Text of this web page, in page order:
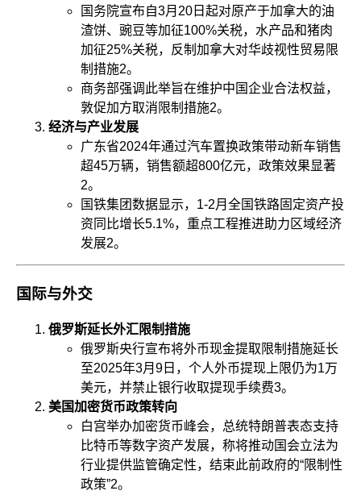
国务院宣布自3月20日起对原产于加拿大的油
渣饼、豌豆等加征100%关税，水产品和猪肉
加征25%关税，反制加拿大对华歧视性贸易限
制措施2。
商务部强调此举旨在维护中国企业合法权益，
敦促加方取消限制措施2。
经济与产业发展
广东省2024年通过汽车置换政策带动新车销售
超45万辆，销售额超800亿元，政策效果显著
2。
国铁集团数据显示，1-2月全国铁路固定资产投
资同比增长5.1%，重点工程推进助力区域经济
发展2。
国际与外交
俄罗斯延长外汇限制措施
俄罗斯央行宣布将外币现金提取限制措施延长
至2025年3月9日，个人外币提现上限仍为1万
美元，并禁止银行收取提现手续费3。
美国加密货币政策转向
白宫举办加密货币峰会，总统特朗普表态支持
比特币等数字资产发展，称将推动国会立法为
行业提供监管确定性，结束此前政府的“限制性
政策”2。